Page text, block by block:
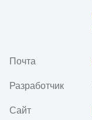
Почта
Разработчик
Сайт